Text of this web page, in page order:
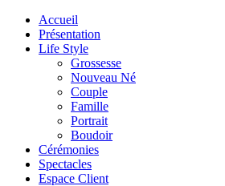
Accueil
Présentation
Life Style
Grossesse
Nouveau Né
Couple
Famille
Portrait
Boudoir
Cérémonies
Spectacles
Espace Client